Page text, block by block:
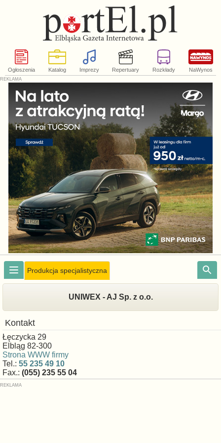
Ogłoszenia Katalog Imprezy Repertuary Rozkłady NaWynos
Produkcja specjalistyczna
UNIWEX - AJ Sp. z o.o.
Kontakt
Łęczycka 29
Elbląg 82-300
Strona WWW firmy
Tel.: 55 235 49 10
Fax.: (055) 235 55 04